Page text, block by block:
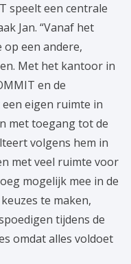
speelt een centrale
Jan. “Vanaf het
een andere,
Met het kantoor in
en de
eigen ruimte in
met toegang tot de
volgens hem in
met veel ruimte voor
mogelijk mee in de
te maken,
tijdens de
omdat alles voldoet